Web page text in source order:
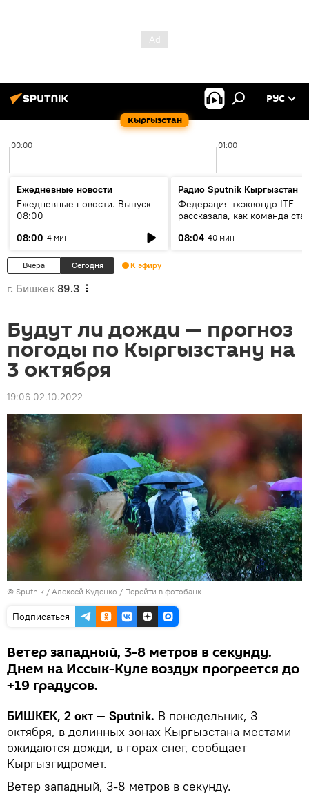
Кыргызстан
РУС
00:00 01:00
Ежедневные новости
Ежедневные новости. Выпуск
08:00
08:00 4 мин
Радио Sputnik Кыргызстан
Федерация тхэквондо ITF
рассказала, как команда
08:04 40 мин
Вчера Сегодня К эфиру
г. Бишкек 89.3
Будут ли дожди — прогноз
погоды по Кыргызстану на
3 октября
19:06 02.10.2022
© Sputnik / Алексей Куденко / Перейти в фотобанк
Подписаться
Ветер западный, 3-8 метров в секунду.
Днем на Иссык-Куле воздух прогреется до
+19 градусов.
БИШКЕК, 2 окт — Sputnik. В понедельник, 3
октября, в долинных зонах Кыргызстана местами
ожидаются дожди, в горах снег, сообщает
Кыргызгидромет.
Ветер западный, 3-8 метров в секунду.